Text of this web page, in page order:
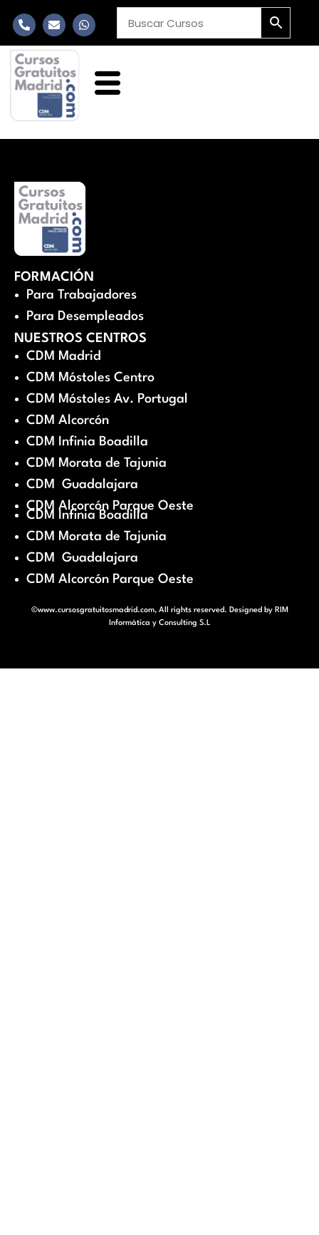
FORMACIÓN
Para Trabajadores
Para Desempleados
NUESTROS CENTROS
CDM Madrid
CDM Móstoles Centro
CDM Móstoles Av. Portugal
CDM Alcorcón
CDM Infinia Boadilla
CDM Morata de Tajunia
CDM Guadalajara
CDM Alcorcón Parque Oeste
CDM Infinia Boadilla
CDM Morata de Tajunia
CDM Guadalajara
CDM Alcorcón Parque Oeste
©www.cursosgratuitosmadrid.com, All rights reserved. Designed by RIM
Informática y Consulting S.L